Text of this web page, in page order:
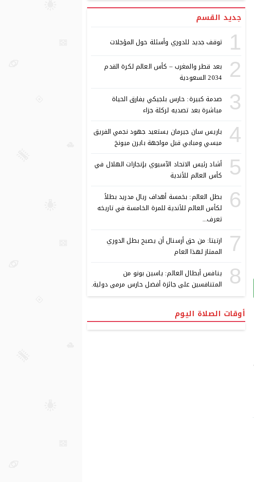
جديد القسم
1 توقف جديد للدوري وأسئلة حول المؤجلات
2
بعد قطر والمغرب – كأس العالم لكرة القدم
2034 السعودية
3
صدمة كبيرة: حارس بلجيكي يفارق الحياة
مباشرة بعد تصديه لركلة جزاء
4
باريس سان جيرمان يستعيد جهود نجمي الفريق
ميسي ومبابي قبل مواجهة بايرن ميونخ
5
أشاد رئيس الاتحاد الآسيوي بإنجازات الهلال في
كأس العالم للأندية
6
بطل العالم: بخمسة أهداف ريال مدريد بطلاً
لكأس العالم للأندية للمرة الخامسة في تاريخه
تعرف...
7
ارتيتا: من حق أرسنال أن يصبح بطل الدوري
الممتاز لهذا العام
8
ينافس أبطال العالم: ياسين بونو من
المتنافسين على جائزة أفضل حارس مرمى دولية.
أوقات الصلاة اليوم